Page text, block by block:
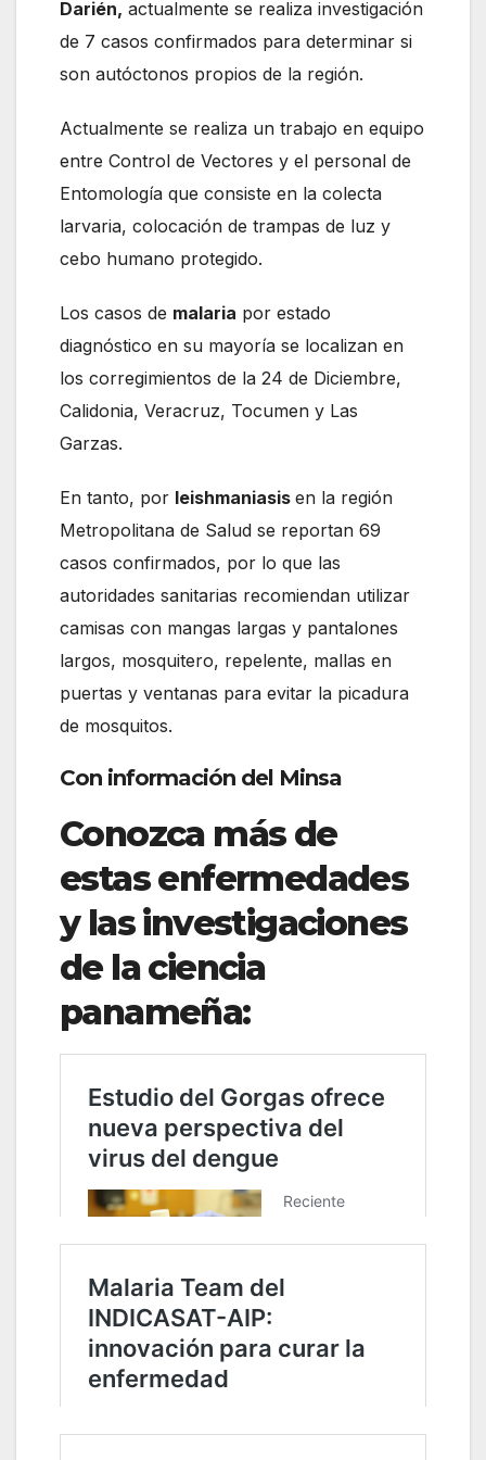
Darién, actualmente se realiza investigación
de 7 casos confirmados para determinar si
son autóctonos propios de la región.
Actualmente se realiza un trabajo en equipo
entre Control de Vectores y el personal de
Entomología que consiste en la colecta
larvaria, colocación de trampas de luz y
cebo humano protegido.
Los casos de malaria por estado
diagnóstico en su mayoría se localizan en
los corregimientos de la 24 de Diciembre,
Calidonia, Veracruz, Tocumen y Las
Garzas.
En tanto, por leishmaniasis en la región
Metropolitana de Salud se reportan 69
casos confirmados, por lo que las
autoridades sanitarias recomiendan utilizar
camisas con mangas largas y pantalones
largos, mosquitero, repelente, mallas en
puertas y ventanas para evitar la picadura
de mosquitos.
Con información del Minsa
Conozca más de
estas enfermedades
y las investigaciones
de la ciencia
panameña: